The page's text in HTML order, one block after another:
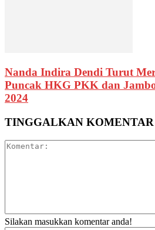
Nanda Indira Dendi Turut
Puncak HKG PKK dan
2024
TINGGALKAN KOMENTAR
Silakan masukkan komentar anda!